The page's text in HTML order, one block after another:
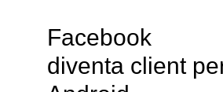
Facebook
diventa client